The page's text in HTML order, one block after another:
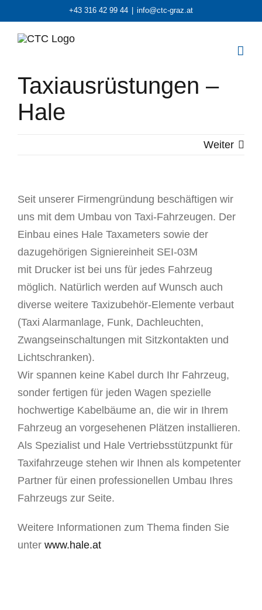
springen
+43 316 42 99 44 info@ctc-graz.at
Taxiausrüstungen –
Hale
Weiter
Seit unserer Firmengründung beschäftigen wir
uns mit dem Umbau von Taxi-Fahrzeugen. Der
Einbau eines Hale Taxameters sowie der
dazugehörigen Signiereinheit SEI-03M
mit Drucker ist bei uns für jedes Fahrzeug
möglich. Natürlich werden auf Wunsch auch
diverse weitere Taxizubehör-Elemente verbaut
(Taxi Alarmanlage, Funk, Dachleuchten,
Zwangseinschaltungen mit Sitzkontakten und
Lichtschranken).
Wir spannen keine Kabel durch Ihr Fahrzeug,
sonder fertigen für jeden Wagen spezielle
hochwertige Kabelbäume an, die wir in Ihrem
Fahrzeug an vorgesehenen Plätzen installieren.
Als Spezialist und Hale Vertriebsstützpunkt für
Taxifahrzeuge stehen wir Ihnen als kompetenter
Partner für einen professionellen Umbau Ihres
Fahrzeugs zur Seite.
Weitere Informationen zum Thema finden Sie
unter www.hale.at